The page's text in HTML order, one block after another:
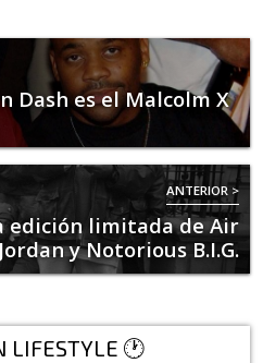
Dash es el Malcolm X
ANTERIOR >
edición limitada de Air
y Notorious B.I.G.
LIFESTYLE 🕐